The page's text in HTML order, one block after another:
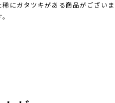
にガタツキがある商品がござい